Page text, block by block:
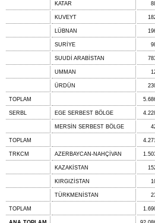
KATAR
KUVEYT
LÜBNAN
SURİYE
SUUDİ ARABİSTAN
UMMAN
ÜRDÜN
TOPLAM
SERBL EGE SERBEST BÖLGE
MERSİN SERBEST BÖLGE
TOPLAM
TRKCM AZERBAYCAN-NAHÇİVAN
KAZAKİSTAN
KIRGIZİSTAN
TÜRKMENİSTAN
TOPLAM